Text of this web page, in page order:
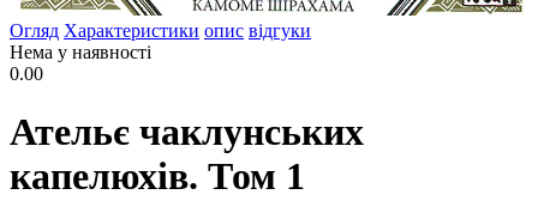
Огляд Характеристики опис відгуки
Нема у наявності
0.00
Ательє чаклунських
капелюхів. Том 1